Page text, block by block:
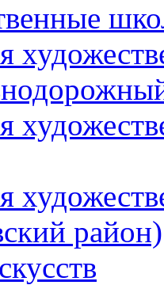
район)